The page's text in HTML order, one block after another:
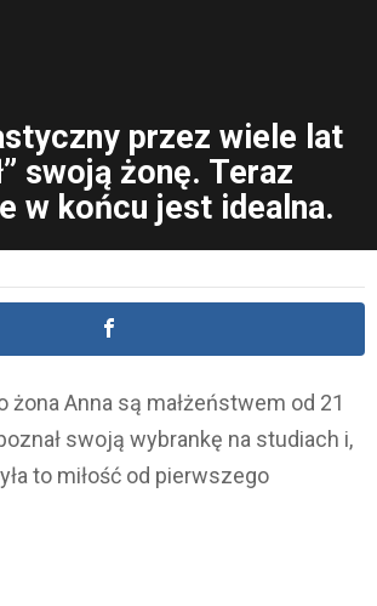
przez wiele lat
swoją żonę. Teraz
w końcu jest idealna.
żona Anna są małżeństwem od 21
swoją wybrankę na studiach i,
to miłość od pierwszego